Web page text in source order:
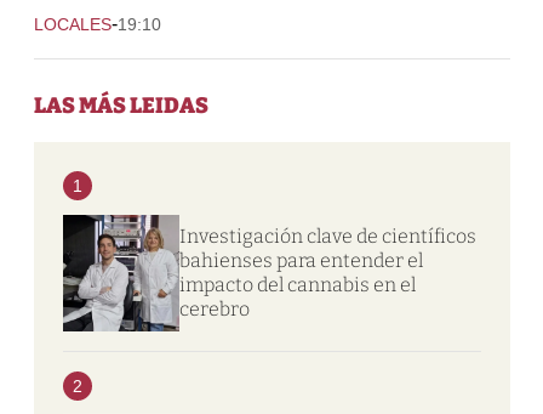
LOCALES-19:10
LAS MÁS LEIDAS
1
Investigación clave de científicos
bahienses para entender el
impacto del cannabis en el
cerebro
2